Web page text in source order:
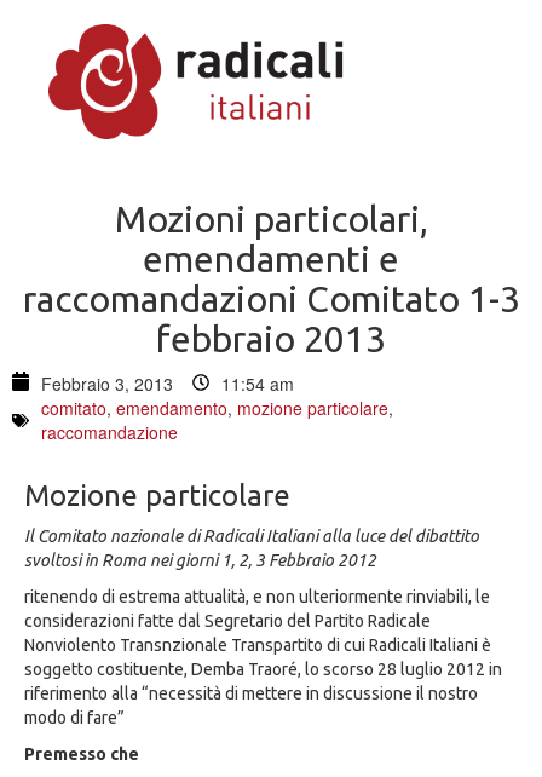
Mozioni particolari,
emendamenti e
raccomandazioni Comitato 1-3
febbraio 2013
Febbraio 3, 2013
11:54 am
comitato, emendamento, mozione particolare,
raccomandazione
Mozione particolare
Il Comitato nazionale di Radicali Italiani alla luce del dibattito
svoltosi in Roma nei giorni 1, 2, 3 Febbraio 2012
ritenendo di estrema attualità, e non ulteriormente rinviabili, le
considerazioni fatte dal Segretario del Partito Radicale
Nonviolento Transnzionale Transpartito di cui Radicali Italiani è
soggetto costituente, Demba Traoré, lo scorso 28 luglio 2012 in
riferimento alla “necessità di mettere in discussione il nostro
modo di fare”
Premesso che